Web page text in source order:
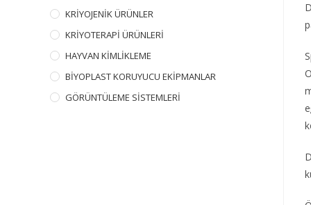
KRİYOJENİK ÜRÜNLER
KRİYOTERAPİ ÜRÜNLERİ
HAYVAN KİMLİKLEME
BİYOPLAST KORUYUCU EKİPMANLAR
GÖRÜNTÜLEME SİSTEMLERİ